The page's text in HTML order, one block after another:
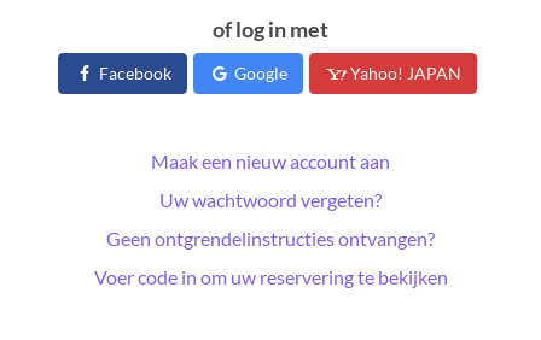
of log in met
Facebook Google Yahoo! JAPAN
Maak een nieuw account aan
Uw wachtwoord vergeten?
Geen ontgrendelinstructies ontvangen?
Voer code in om uw reservering te bekijken